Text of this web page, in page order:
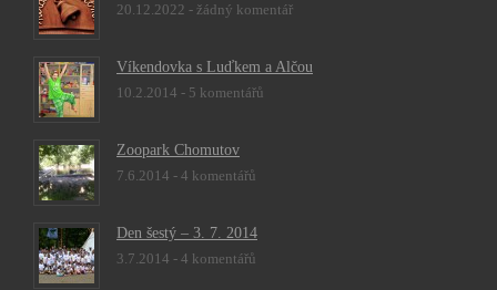
20.12.2022 - žádný komentář
Víkendovka s Luďkem a Alčou
10.2.2014 - 5 komentářů
Zoopark Chomutov
7.6.2014 - 4 komentářů
Den šestý – 3. 7. 2014
3.7.2014 - 4 komentářů